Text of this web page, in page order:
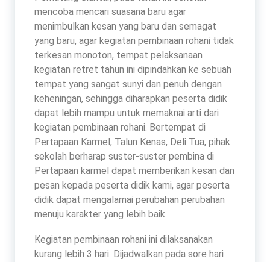
mencoba mencari suasana baru agar
menimbulkan kesan yang baru dan semagat
yang baru, agar kegiatan pembinaan rohani tidak
terkesan monoton, tempat pelaksanaan
kegiatan retret tahun ini dipindahkan ke sebuah
tempat yang sangat sunyi dan penuh dengan
keheningan, sehingga diharapkan peserta didik
dapat lebih mampu untuk memaknai arti dari
kegiatan pembinaan rohani. Bertempat di
Pertapaan Karmel, Talun Kenas, Deli Tua, pihak
sekolah berharap suster-suster pembina di
Pertapaan karmel dapat memberikan kesan dan
pesan kepada peserta didik kami, agar peserta
didik dapat mengalamai perubahan perubahan
menuju karakter yang lebih baik.
Kegiatan pembinaan rohani ini dilaksanakan
kurang lebih 3 hari. Dijadwalkan pada sore hari